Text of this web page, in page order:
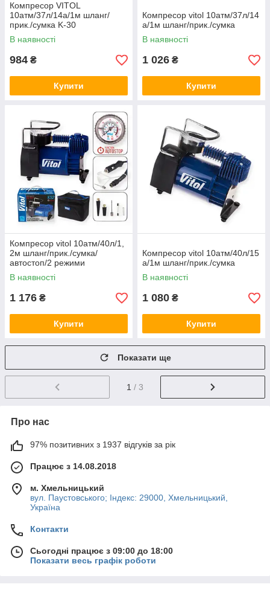
Компресор VITOL
10атм/37л/14а/1м шланг/
прик./сумка K-30
В наявності
984 ₴
Купити
Компресор vitol 10атм/37л/14
а/1м шланг/прик./сумка
В наявності
1 026 ₴
Купити
Компресор vitol 10атм/40л/1,
2м шланг/прик./сумка/
автостоп/2 режими
В наявності
1 176 ₴
Купити
Компресор vitol 10атм/40л/15
а/1м шланг/прик./сумка
В наявності
1 080 ₴
Купити
Показати ще
1 / 3
Про нас
97% позитивних з 1937 відгуків за рік
Працює з 14.08.2018
м. Хмельницький
вул. Паустовського; Індекс: 29000, Хмельницький,
Україна
Контакти
Сьогодні працює з 09:00 до 18:00
Показати весь графік роботи